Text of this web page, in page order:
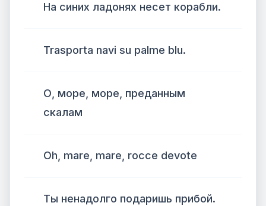
На синих ладонях несет корабли.
Trasporta navi su palme blu.
О, море, море, преданным
скалам
Oh, mare, mare, rocce devote
Ты ненадолго подаришь прибой.